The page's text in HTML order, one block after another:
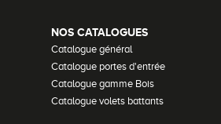
NOS CATALOGUES
Catalogue général
Catalogue portes d'entrée
Catalogue gamme Bois
Catalogue volets battants